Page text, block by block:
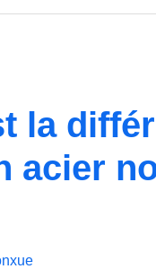
la
acier